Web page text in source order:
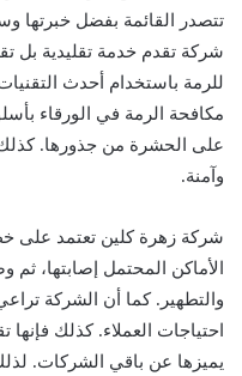
تتصدر القائمة بفضل خبرتها
شركة تقدم خدمة تقليدية بل
للرمة باستخدام أحدث
مكافحة الرمة في الورقاء
على الحشرة من جذورها.
وآمنة.
شركة زهرة كلين تعتمد على
الأماكن المحتمل إصابتها،
والتطهير. كما أن الشركة
احتياجات العملاء. كذلك
يميزها عن باقي الشركات.